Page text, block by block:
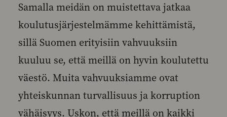
Samalla meidän on muistettava jatkaa
koulutusjärjestelmämme kehittämistä,
sillä Suomen erityisiin vahvuuksiin
kuuluu se, että meillä on hyvin koulutettu
väestö. Muita vahvuuksiamme ovat
yhteiskunnan turvallisuus ja korruption
vähäisyys. Uskon, että meillä on kaikki